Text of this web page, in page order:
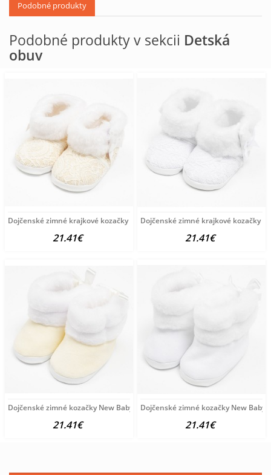
Podobné produkty
Podobné produkty v sekcii Detská
obuv
Dojčenské zimné krajkové kozačky New Baby 6-12 m béžové
21.41€
Dojčenské zimné krajkové kozačky
21.41€
Dojčenské zimné kozačky New Baby béžové 6-12 m
21.41€
Dojčenské zimné kozačky New Baby
21.41€